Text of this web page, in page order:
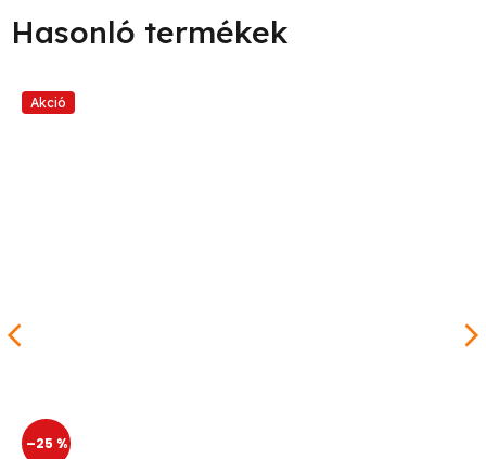
Akció
–25 %